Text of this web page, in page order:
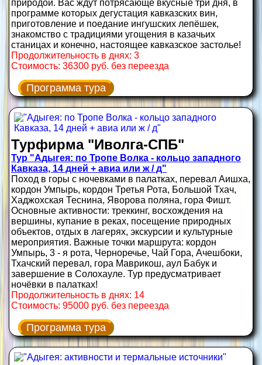
природой. Вас ждут потрясающе вкусные три дня, в
программе которых дегустация кавказских вин,
приготовление и поедание ингушских лепёшек,
знакомство с традициями угощения в казачьих
станицах и конечно, настоящее кавказское застолье!
Продолжительность в днях: 3
Стоимость: 36300 руб. без переезда
Программа тура
Турфирма "Иволга-СПБ"
Тур "Адыгея: по Тропе Волка - кольцо западного
Кавказа, 14 дней + авиа или ж / д"
Поход в горы с ночевками в палатках, перевал Аишха,
кордон Умпырь, кордон Третья Рота, Большой Тхач,
Хаджохская Теснина, Яворова поляна, гора Фишт.
Основные активности: треккинг, восхождения на
вершины, купание в реках, посещение природных
объектов, отдых в лагерях, экскурсии и культурные
мероприятия. Важные точки маршрута: кордон
Умпырь, 3 - я рота, Черноречье, Чай Гора, Ачешбоки,
Тхачский перевал, гора Маврикош, аул Бабук и
завершение в Солохауле. Тур предусматривает
ночёвки в палатках!
Продолжительность в днях: 14
Стоимость: 95000 руб. без переезда
Программа тура